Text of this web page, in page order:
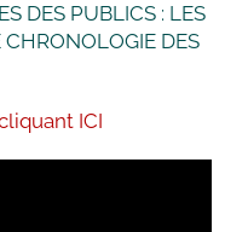
DES PUBLICS : LES
DES
ICI